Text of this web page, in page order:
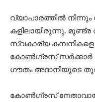
വ്യാപാരത്തില്‍ നിന്നും
കളിലായിരുന്നു.
സ്വകാര്യ കമ്പനികളെ
കോണ്‍ഗ്രസ് സര്‍ക്കാര്‍
ഗൗതം അദാനിയുടെ
കോണ്‍ഗ്രസ്